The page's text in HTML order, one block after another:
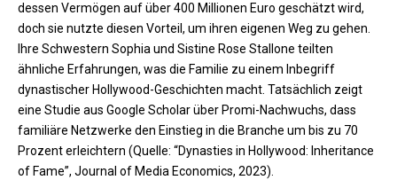
dessen Vermögen auf über 400 Millionen Euro geschätzt wird,
doch sie nutzte diesen Vorteil, um ihren eigenen Weg zu gehen.
Ihre Schwestern Sophia und Sistine Rose Stallone teilten
ähnliche Erfahrungen, was die Familie zu einem Inbegriff
dynastischer Hollywood-Geschichten macht. Tatsächlich zeigt
eine Studie aus Google Scholar über Promi-Nachwuchs, dass
familiäre Netzwerke den Einstieg in die Branche um bis zu 70
Prozent erleichtern (Quelle: “Dynasties in Hollywood: Inheritance
of Fame”, Journal of Media Economics, 2023).